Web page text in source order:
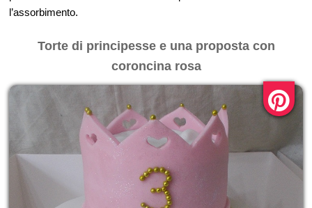
l’assorbimento.
Torte di principesse e una proposta con
coroncina rosa